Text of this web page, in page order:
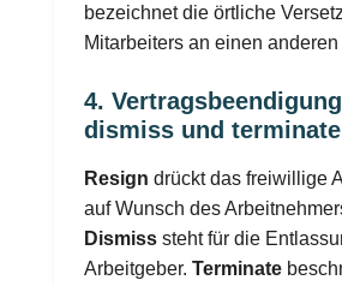
bezeichnet die örtliche
Mitarbeiters an einen anderen
4.
dismiss und terminate
Resign drückt das freiwillige
auf Wunsch des
Dismisssteht für die
Arbeitgeber. Terminate